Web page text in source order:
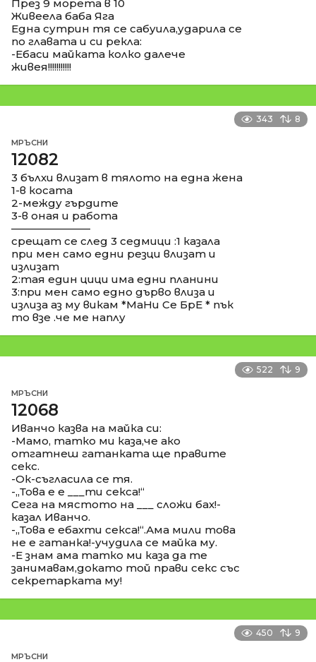
През 9 морета в 10
Живеела баба Яга
Една сутрин тя се сабуила,ударила се
по главата и си рекла:
-Ебаси майката колко далече
живея!!!!!!!!!!!
343 8
МРЪСНИ
12082
3 бълхи влизат в тялото на една жена
1-в косата
2-между гърдите
3-в оная и работа
––––––––––––––
срещат се след 3 седмици :1 казала
при мен само едни резци влизат и
излизат
2:тая един цици има едни планини
3:при мен само едно дърво влиза и
излиза аз му викам *МаНи Се БрЕ * пък
то взе .че ме наплу
522 9
МРЪСНИ
12068
Иванчо казва на майка си:
-Мамо, татко ми каза,че ако
отгатнеш гатанката ще правите
секс.
-Ок-съгласила се тя.
-,,Това е е ___ти секса!“
Сега на мястото на ___ сложи бах!-
казал Иванчо.
-,,Това е ебахти секса!“.Ама мили това
не е гатанка!-учудила се майка му.
-Е знам ама татко ми каза да те
занимавам,докато той прави секс със
секретарката му!
450 9
МРЪСНИ